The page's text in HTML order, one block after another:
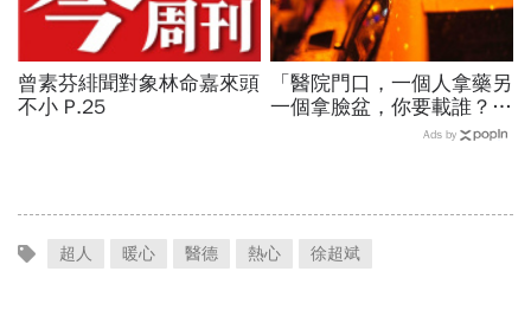
曾素芬緋聞對象林命嘉來頭
不小 P.25
「醫院門口，一個人拿藥另
一個拿臉盆，你要載誰？」
一個計程車司機給我們上了
Ads by
超人 暖心 醫德 熱心 徐超斌